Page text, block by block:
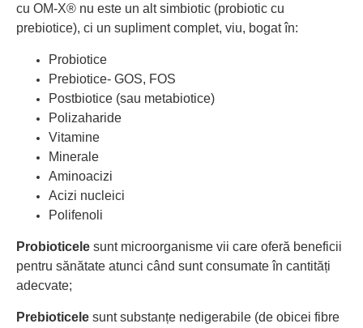
cu OM-X® nu este un alt simbiotic (probiotic cu
prebiotice), ci un supliment complet, viu, bogat în:
Probiotice
Prebiotice- GOS, FOS
Postbiotice (sau metabiotice)
Polizaharide
Vitamine
Minerale
Aminoacizi
Acizi nucleici
Polifenoli
Probioticele sunt microorganisme vii care oferă beneficii
pentru sănătate atunci când sunt consumate în cantități
adecvate;
Prebioticele sunt substanțe nedigerabile (de obicei fibre